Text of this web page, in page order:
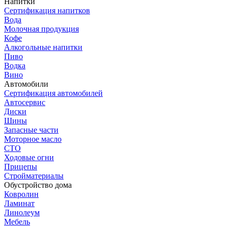
Сертификация напитков
Вода
Молочная продукция
Кофе
Алкогольные напитки
Пиво
Водка
Вино
Автомобили
Сертификация автомобилей
Автосервис
Диски
Шины
Запасные части
Моторное масло
СТО
Ходовые огни
Прицепы
Стройматериалы
Обустройство дома
Ковролин
Ламинат
Линолеум
Мебель